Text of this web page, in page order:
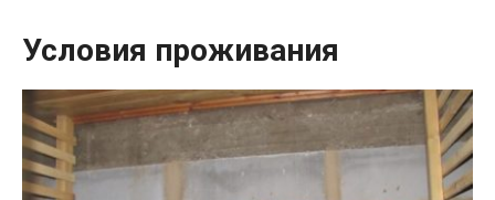
Условия проживания